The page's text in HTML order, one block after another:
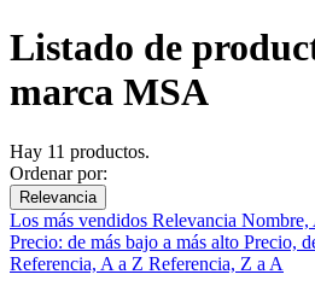
Listado de
marca MSA
Hay 11 productos.
Ordenar por:
Relevancia
Los más vendidos Relevancia Nombre,
Precio: de más bajo a más alto Precio,
Referencia, A a Z Referencia, Z a A